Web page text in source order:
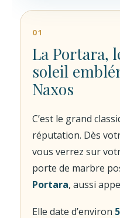
01
La Portara,
soleil
Naxos
C’est le grand
réputation. Dès
vous verrez sur
porte de marbre
Portara, aussi
Elle date d’environ